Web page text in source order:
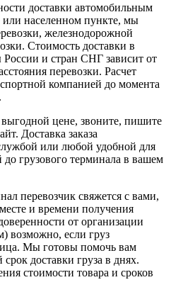
доставки автомобильным
или населенном пункте, мы
железнодорожной
Стоимость доставки в
и стран СНГ зависит от
перевозки. Расчет
компанией до момента
цене, звоните, пишите
Доставка заказа
или любой удобной для
грузового терминала в вашем
перевозчик свяжется с вами,
и времени получения
от организации
возможно, если груз
Мы готовы помочь вам
доставки груза в днях.
стоимости товара и сроков